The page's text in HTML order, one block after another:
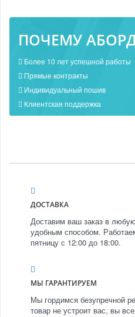
ПОЧЕМУ
Более 10 лет успешной работы
Прямые контракты
Индивидуальный пошив
Клиентская поддержка
ДОСТАВКА
Доставим ваш заказ в
удобным способом.
пятницу с 12:00 до 18:00.
МЫ ГАРАНТИРУЕМ
Мы гордимся безупречной
товар не устроит вас, вы